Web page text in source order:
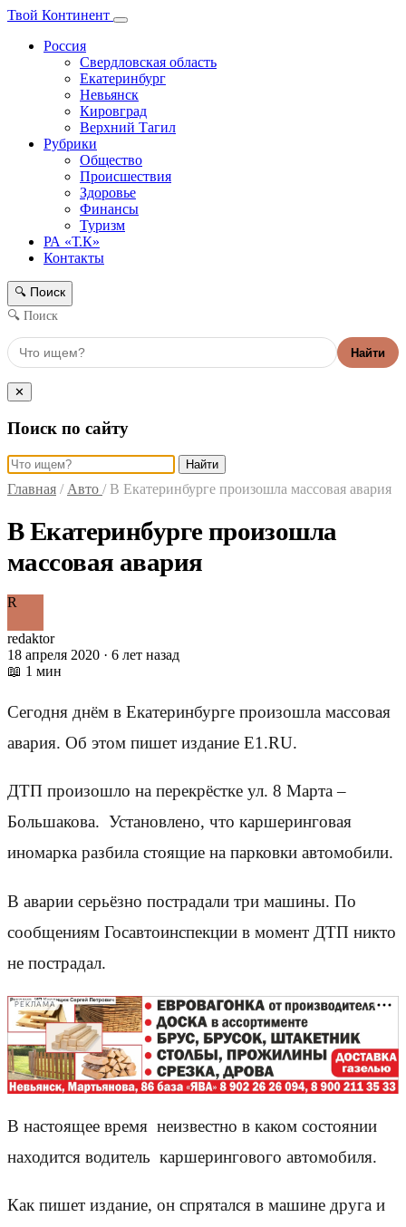
Твой Континент
Россия
Свердловская область
Екатеринбург
Невьянск
Кировград
Верхний Тагил
Рубрики
Общество
Происшествия
Здоровье
Финансы
Туризм
РА «Т.К»
Контакты
🔍 Поиск
🔍 Поиск
Найти
✕
Поиск по сайту
Найти
Главная / Авто / В Екатеринбурге произошла массовая авария
В Екатеринбурге произошла
массовая авария
R
redaktor
18 апреля 2020 · 6 лет назад
📖 1 мин
Сегодня днём в Екатеринбурге произошла массовая
авария. Об этом пишет издание Е1.RU.
ДТП произошло на перекрёстке ул. 8 Марта –
Большакова. Установлено, что каршеринговая
иномарка разбила стоящие на парковки автомобили.
В аварии серьёзно пострадали три машины. По
сообщениям Госавтоинспекции в момент ДТП никто
не пострадал.
РЕКЛАМА
В настоящее время неизвестно в каком состоянии
находится водитель каршерингового автомобиля.
Как пишет издание, он спрятался в машине друга и